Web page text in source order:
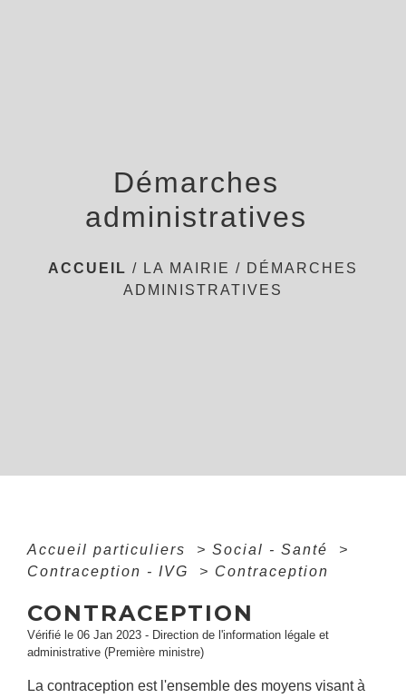
Démarches
administratives
ACCUEIL / LA MAIRIE / DÉMARCHES
ADMINISTRATIVES
Accueil particuliers > Social - Santé
>
Contraception - IVG
> Contraception
CONTRACEPTION
Vérifié le 06 Jan 2023 - Direction de l'information légale et
administrative (Première ministre)
La contraception est l'ensemble des moyens visant à